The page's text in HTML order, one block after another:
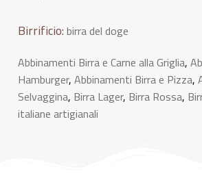
Birrificio: birra del doge
Abbinamenti Birra e Carne alla Griglia,
Hamburger, Abbinamenti Birra e Pizza,
Selvaggina, Birra Lager, Birra Rossa,
italiane artigianali